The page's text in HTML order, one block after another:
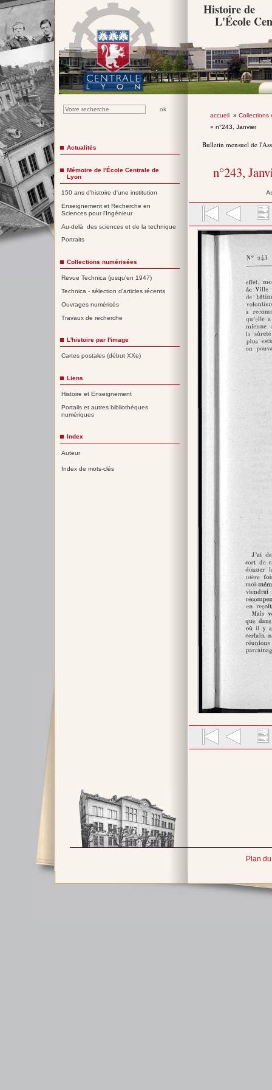
Histoire de
L'École
accueil» Collections
» n°243, Janvier
Bulletin mensuel de
n°243,
Actualités
Mémoire de l'École Centrale de
Lyon
150 ans d'histoire d'une institution
Enseignement et Recherche en
Sciences pour l'Ingénieur
Au-delà des sciences et de la technique
Portraits
Collections numérisées
Revue Technica (jusqu'en 1947)
Technica - sélection d'articles récents
Ouvrages numérisés
Travaux de recherche
L'histoire par l'image
Cartes postales (début XXe)
Liens
Histoire et Enseignement
Portails et autres bibliothèques
numériques
Index
Auteur
Index de mots-clés
Plan